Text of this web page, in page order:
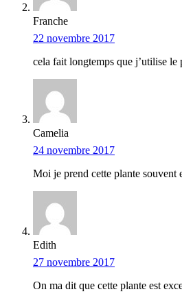
Franche
22 novembre 2017
cela fait longtemps que j’utilise
Camelia
24 novembre 2017
Moi je prend cette plante souvent
Edith
27 novembre 2017
On ma dit que cette plante est